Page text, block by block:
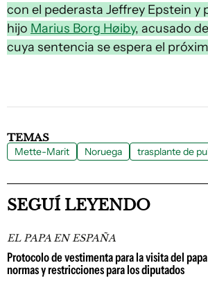
con el pederasta Jeffrey Epstein y
hijo Marius Borg Høiby, acusado
cuya sentencia se espera el
TEMAS
Mette-Marit Noruega trasplante de
SEGUÍ LEYENDO
EL PAPA EN ESPAÑA
Protocolo de vestimenta para la visita del
normas y restricciones para los diputados